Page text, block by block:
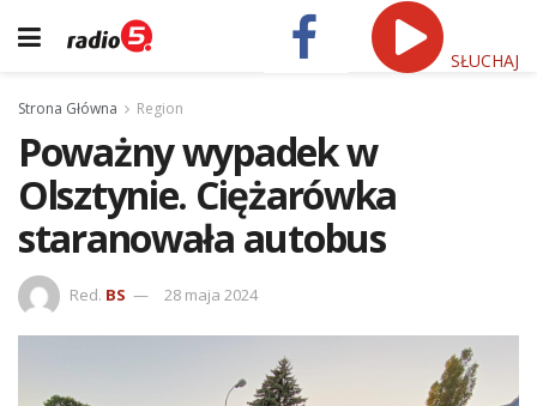
SŁUCHAJ
Strona Główna Region
Poważny wypadek w
Olsztynie. Ciężarówka
staranowała autobus
Red. BS 28 maja 2024